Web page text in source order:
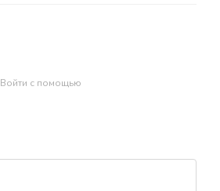
Войти с помощью